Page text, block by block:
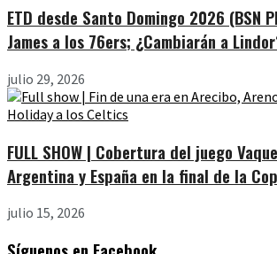
ETD desde Santo Domingo 2026 (BSN
James a los 76ers; ¿Cambiarán a
julio 29, 2026
FULL SHOW | Cobertura del juego
Argentina y España en la final de la
julio 15, 2026